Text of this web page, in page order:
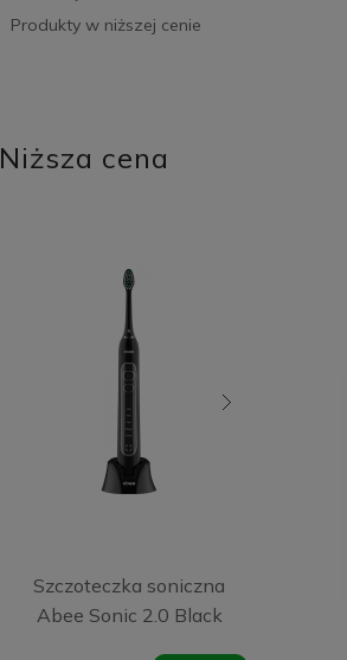
Produkty w niższej cenie
Niższa cena
Szczoteczka soniczna
Abee Sonic 2.0 Black